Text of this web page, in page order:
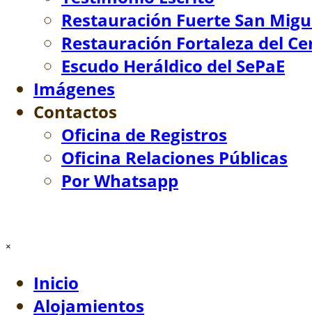
Restauración Fuerte San
Restauración Fortaleza del
Escudo Heráldico del SePaE
Imágenes
Contactos
Oficina de Registros
Oficina Relaciones Públicas
Por Whatsapp
×
Inicio
Alojamientos